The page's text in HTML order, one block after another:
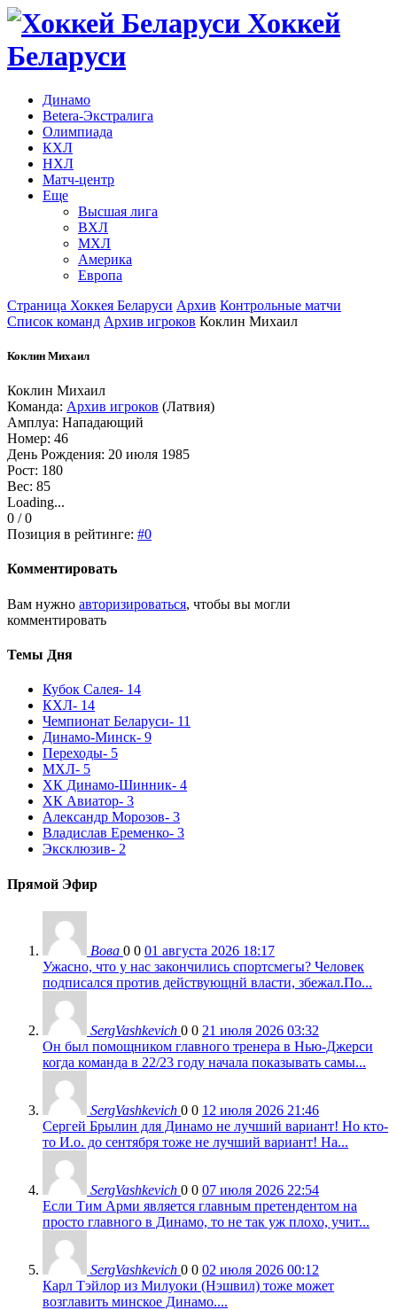
Хоккей
Беларуси
Динамо
Betera-Экстралига
Олимпиада
КХЛ
НХЛ
Матч-центр
Еще
Высшая лига
ВХЛ
МХЛ
Америка
Европа
Страница Хоккея Беларуси Архив Контрольные матчи
Список команд Архив игроков Коклин Михаил
Коклин Михаил
Коклин Михаил
Команда: Архив игроков (Латвия)
Амплуа: Нападающий
Номер: 46
День Рождения: 20 июля 1985
Рост: 180
Вес: 85
Loading...
0 / 0
Позиция в рейтинге: #0
Комментировать
Вам нужно авторизироваться, чтобы вы могли
комментировать
Темы Дня
Кубок Салея- 14
КХЛ- 14
Чемпионат Беларуси- 11
Динамо-Минск- 9
Переходы- 5
МХЛ- 5
ХК Динамо-Шинник- 4
ХК Авиатор- 3
Александр Морозов- 3
Владислав Еременко- 3
Эксклюзив- 2
Прямой Эфир
Вова 0 0 01 августа 2026 18:17
Ужасно, что у нас закончились спортсмегы? Человек
подписался против действующнй власти, збежал.По...
SergVashkevich 0 0 21 июля 2026 03:32
Он был помощником главного тренера в Нью-Джерси
когда команда в 22/23 году начала показывать самы...
SergVashkevich 0 0 12 июля 2026 21:46
Сергей Брылин для Динамо не лучший вариант! Но кто-
то И.о. до сентября тоже не лучший вариант! На...
SergVashkevich 0 0 07 июля 2026 22:54
Если Тим Арми является главным претендентом на
просто главного в Динамо, то не так уж плохо, учит...
SergVashkevich 0 0 02 июля 2026 00:12
Карл Тэйлор из Милуоки (Нэшвил) тоже может
возглавить минское Динамо....